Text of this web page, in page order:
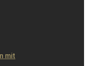
mit